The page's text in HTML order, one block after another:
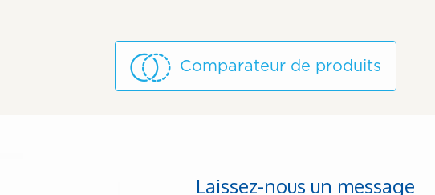
Comparateur de produits
Laissez-nous un message